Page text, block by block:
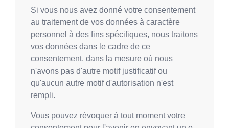
Si vous nous avez donné votre consentement
au traitement de vos données à caractère
personnel à des fins spécifiques, nous traitons
vos données dans le cadre de ce
consentement, dans la mesure où nous
n'avons pas d'autre motif justificatif ou
qu'aucun autre motif d'autorisation n'est
rempli.
Vous pouvez révoquer à tout moment votre